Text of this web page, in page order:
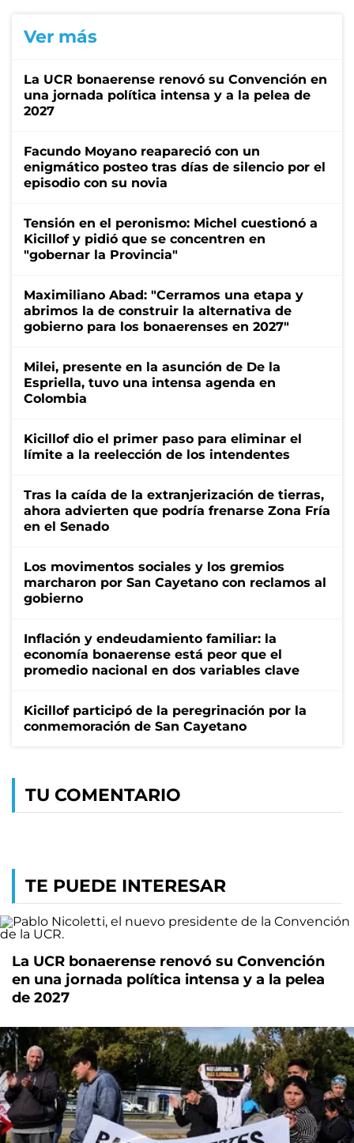
Ver más
La UCR bonaerense renovó su Convención en
una jornada política intensa y a la pelea de
2027
Facundo Moyano reapareció con un
enigmático posteo tras días de silencio por el
episodio con su novia
Tensión en el peronismo: Michel cuestionó a
Kicillof y pidió que se concentren en
"gobernar la Provincia"
Maximiliano Abad: "Cerramos una etapa y
abrimos la de construir la alternativa de
gobierno para los bonaerenses en 2027"
Milei, presente en la asunción de De la
Espriella, tuvo una intensa agenda en
Colombia
Kicillof dio el primer paso para eliminar el
límite a la reelección de los intendentes
Tras la caída de la extranjerización de tierras,
ahora advierten que podría frenarse Zona Fría
en el Senado
Los movimentos sociales y los gremios
marcharon por San Cayetano con reclamos al
gobierno
Inflación y endeudamiento familiar: la
economía bonaerense está peor que el
promedio nacional en dos variables clave
Kicillof participó de la peregrinación por la
conmemoración de San Cayetano
TU COMENTARIO
TE PUEDE INTERESAR
La UCR bonaerense renovó su Convención
en una jornada política intensa y a la pelea
de 2027